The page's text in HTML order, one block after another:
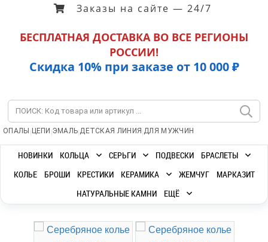
Заказы на сайте — 24/7
БЕСПЛАТНАЯ ДОСТАВКА ВО ВСЕ РЕГИОНЫ
РОССИИ!
Скидка 10% при заказе от 10 000 ₽
ОПАЛЫ | ЦЕПИ |ЭМАЛЬ|ДЕТСКАЯ ЛИНИЯ |ДЛЯ МУЖЧИН
НОВИНКИ КОЛЬЦА СЕРЬГИ ПОДВЕСКИ
БРАСЛЕТЫ
КОЛЬЕ
БРОШИ КРЕСТИКИ КЕРАМИКА ЖЕМЧУГ
МАРКАЗИТ
НАТУРАЛЬНЫЕ КАМНИ
ЕЩЁ